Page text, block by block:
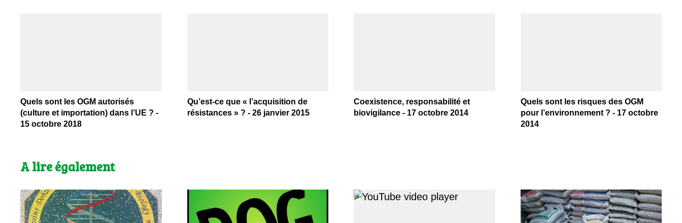
Quels sont les OGM autorisés
(culture et importation) dans l’UE ? -
15 octobre 2018
Qu’est-ce que « l’acquisition de
résistances » ? - 26 janvier 2015
Coexistence, responsabilité et
biovigilance - 17 octobre 2014
Quels sont les risques des OGM
pour l’environnement ? - 17 octobre
2014
A lire également
>